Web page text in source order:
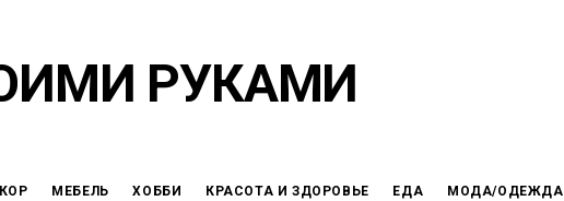
МЕБЕЛЬ ХОББИ КРАСОТА И ЗДОРОВЬЕ ЕДА МОДА/ОДЕЖДА